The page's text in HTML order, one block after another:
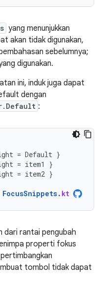
yang menunjukkan
akan tidak digunakan,
sebelumnya;
digunakan.
ini, induk juga dapat
dengan
:
= Default }
= item1
}
= item2 }
FocusSnippets. kt
dari rantai pengubah
properti fokus
tombol tidak dapat